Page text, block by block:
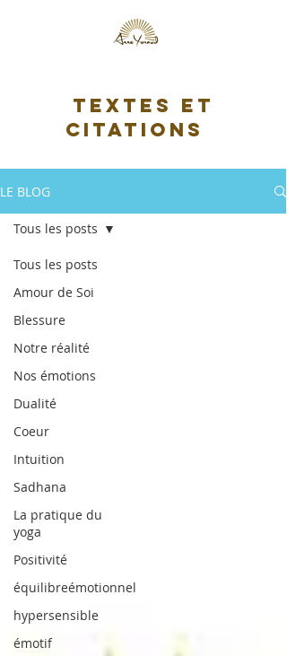
Textes et
citations
LE BLOG
Tous les posts
Amour de Soi
Blessure
Notre réalité
Nos émotions
Dualité
Coeur
Intuition
Sadhana
La pratique du
yoga
Positivité
équilibreémotionnel
hypersensible
émotif
Tous les posts